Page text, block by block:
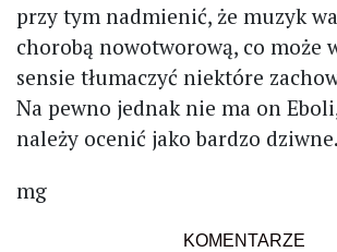
przy tym nadmienić, że muzyk
chorobą nowotworową, co może
sensie tłumaczyć niektóre
Na pewno jednak nie ma on
należy ocenić jako bardzo dziwne.
mg
KOMENTARZE